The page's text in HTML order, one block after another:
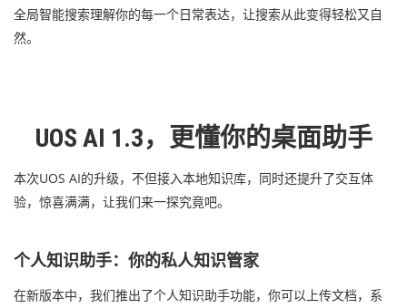
全局智能搜索理解你的每一个日常表达，让搜索从此变得轻松又自
然。
UOS AI 1.3，更懂你的桌面助手
本次UOS AI的升级，不但接入本地知识库，同时还提升了交互体
验，惊喜满满，让我们来一探究竟吧。
个人知识助手：你的私人知识管家
在新版本中，我们推出了个人知识助手功能，你可以上传文档，系